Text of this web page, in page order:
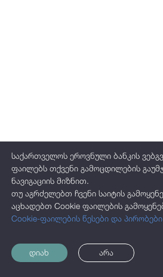
საქართველოს ეროვნული ბანკის
ფაილებს თქვენი გამოცდილების
ნავიგაციის მიზნით.
თუ აგრძელებთ ჩვენი საიტის
აცხადებთ Cookie ფაილების
Cookie-ფაილების წესები და პირობები
დიახ არა